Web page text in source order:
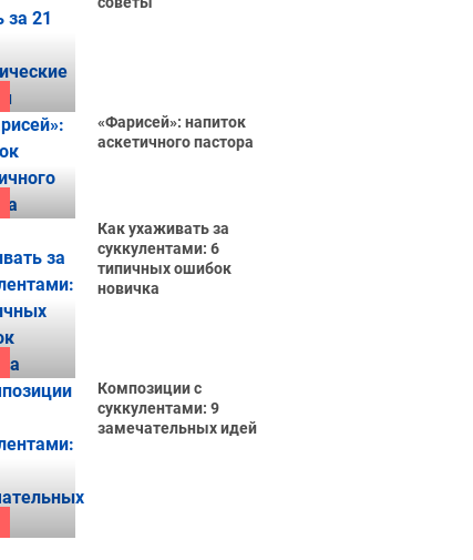
«Фарисей»: напиток
аскетичного пастора
Как ухаживать за
суккулентами: 6
типичных ошибок
новичка
Композиции с
суккулентами: 9
замечательных идей